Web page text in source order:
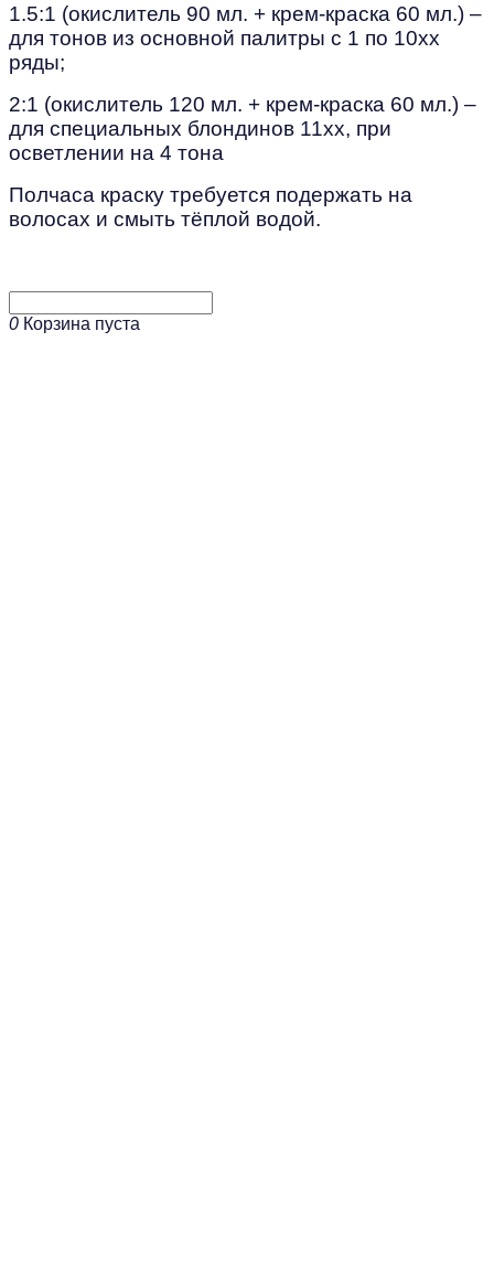
1.5:1 (окислитель 90 мл. + крем-краска 60 мл.) –
для тонов из основной палитры с 1 по 10хх
ряды;
2:1 (окислитель 120 мл. + крем-краска 60 мл.) –
для специальных блондинов 11хх, при
осветлении на 4 тона
Полчаса краску требуется подержать на
волосах и смыть тёплой водой.
0 Корзина пуста